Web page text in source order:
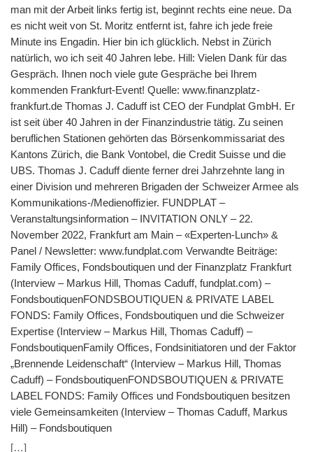
man mit der Arbeit links fertig ist, beginnt rechts eine neue. Da
es nicht weit von St. Moritz entfernt ist, fahre ich jede freie
Minute ins Engadin. Hier bin ich glücklich. Nebst in Zürich
natürlich, wo ich seit 40 Jahren lebe. Hill: Vielen Dank für das
Gespräch. Ihnen noch viele gute Gespräche bei Ihrem
kommenden Frankfurt-Event! Quelle: www.finanzplatz-
frankfurt.de Thomas J. Caduff ist CEO der Fundplat GmbH. Er
ist seit über 40 Jahren in der Finanzindustrie tätig. Zu seinen
beruflichen Stationen gehörten das Börsenkommissariat des
Kantons Zürich, die Bank Vontobel, die Credit Suisse und die
UBS. Thomas J. Caduff diente ferner drei Jahrzehnte lang in
einer Division und mehreren Brigaden der Schweizer Armee als
Kommunikations-/​Medienoffizier. FUNDPLAT –
Veranstaltungsinformation – INVITATION ONLY – 22.
November 2022, Frankfurt am Main – «Experten-Lunch» &
Panel / Newsletter: www.fundplat.com Verwandte Beiträge:
Family Offices, Fonds­boutiquen und der Finanz­platz Frankfurt
(Interview – Markus Hill, Thomas Caduff, fundplat.com) –
FondsboutiquenFONDSBOUTIQUEN & PRIVATE LABEL
FONDS: Family Offices, Fonds­boutiquen und die Schweizer
Expertise (Interview – Markus Hill, Thomas Caduff) –
FondsboutiquenFamily Offices, Fonds­initia­toren und der Faktor
„Brennende Leiden­schaft“ (Interview – Markus Hill, Thomas
Caduff) – FondsboutiquenFONDSBOUTIQUEN & PRIVATE
LABEL FONDS: Family Offices und Fonds­boutiquen besitzen
viele Gemeinsamkeiten (Interview – Thomas Caduff, Markus
Hill) – Fondsboutiquen
[…]